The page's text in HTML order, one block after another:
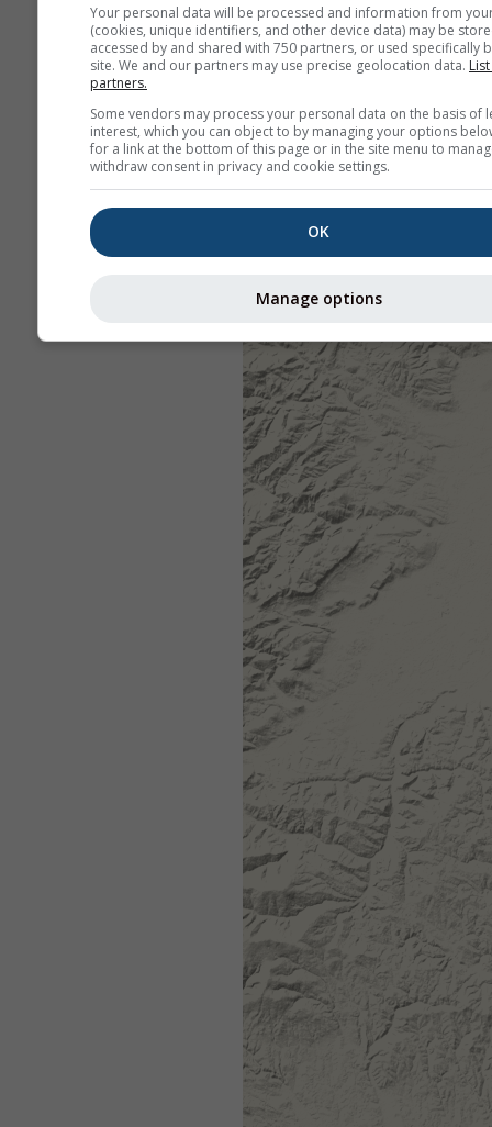
Your personal data will be processed and information from
(cookies, unique identifiers, and other device data) may be
accessed by and shared with 750 partners, or used specifically
site. We and our partners may use precise geolocation data.
partners.
Some vendors may process your personal data on the basis of
interest, which you can object to by managing your options
for a link at the bottom of this page or in the site menu to
withdraw consent in privacy and cookie settings.
OK
Manage options